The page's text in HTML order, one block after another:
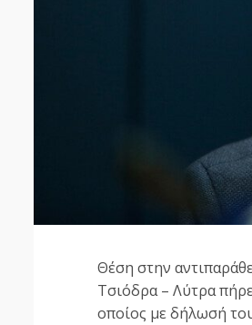
Θέση στην
Τσιόδρα – Λύτρα
οποίος με δήλωσή